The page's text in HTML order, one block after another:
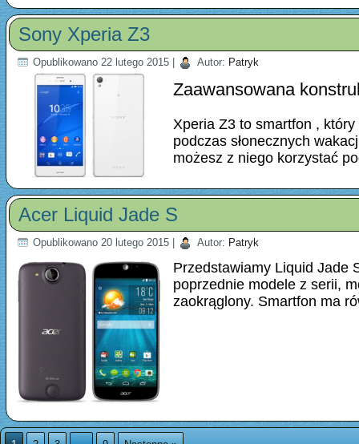
Sony Xperia Z3
Opublikowano 22 lutego 2015 Autor: Patryk
Zaawansowana
Xperia Z3 to smartfon ,
podczas słonecznych
możesz z niego korzystać
Acer Liquid Jade S
Opublikowano 20 lutego 2015 Autor: Patryk
Przedstawiamy Liquid Jade
poprzednie modele z serii,
zaokrąglony. Smartfon ma